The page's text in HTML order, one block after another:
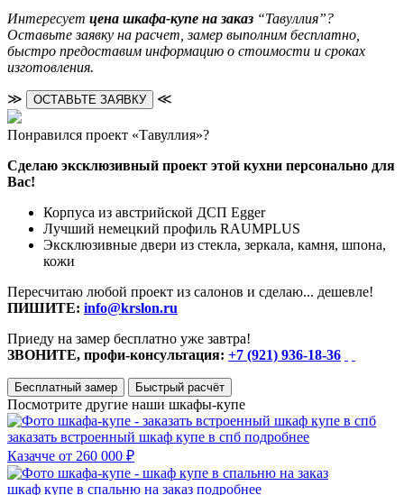
Интересует цена шкафа-купе на заказ “Тавуллия”?
Оставьте заявку на расчет, замер выполним бесплатно,
быстро предоставим информацию о стоимости и сроках
изготовления.
≫ ОСТАВЬТЕ ЗАЯВКУ ≪
Понравился проект «Тавуллия»?
Сделаю эксклюзивный проект этой кухни персонально для
Вас!
Корпуса из австрийской ДСП Egger
Лучший немецкий профиль RAUMPLUS
Эксклюзивные двери из стекла, зеркала, камня, шпона,
кожи
Пересчитаю любой проект из салонов и сделаю... дешевле!
ПИШИТЕ: info@krslon.ru
Приеду на замер бесплатно уже завтра!
ЗВОНИТЕ, профи-консультация: +7 (921) 936-18-36
Бесплатный замер Быстрый расчёт
Посмотрите другие наши шкафы-купе
заказать встроенный шкаф купе в спб подробнее
Казачче от 260 000 ₽
шкаф купе в спальню на заказ подробнее